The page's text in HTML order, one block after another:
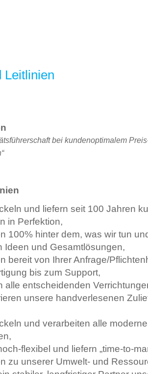
Leitlinien
bei kundenoptimalem
und liefern seit 100 Jahren
in Perfektion,
100% hinter dem, was wir tun
Ideen und Gesamtlösungen,
bereit von Ihrer Anfrage/
bis zum Support,
alle entscheidenden
unsere handverlesenen
und verarbeiten alle
flexibel und liefern „time-to-
zu unserer Umwelt- und